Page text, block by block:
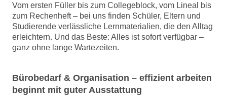
Vom ersten Füller bis zum Collegeblock, vom Lineal bis
zum Rechenheft – bei uns finden Schüler, Eltern und
Studierende verlässliche Lernmaterialien, die den Alltag
erleichtern. Und das Beste: Alles ist sofort verfügbar –
ganz ohne lange Wartezeiten.
Bürobedarf & Organisation – effizient arbeiten
beginnt mit guter Ausstattung